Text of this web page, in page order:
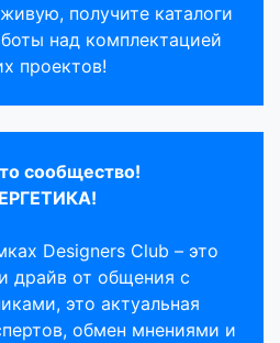
получите каталоги
над комплектацией
проектов!
сообщество!
Designers Club – это
драйв от общения с
это актуальная
обмен мнениями и